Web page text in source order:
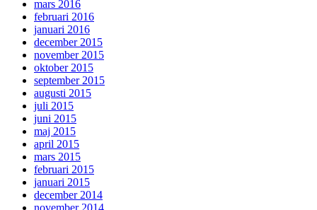
mars 2016
februari 2016
januari 2016
december 2015
november 2015
oktober 2015
september 2015
augusti 2015
juli 2015
juni 2015
maj 2015
april 2015
mars 2015
februari 2015
januari 2015
december 2014